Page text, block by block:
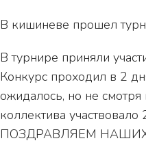
В кишиневе прошел
В турнире приняли
Конкурс проходил в 2
ожидалось, но не
коллектива
ПОЗДРАВЛЯЕМ